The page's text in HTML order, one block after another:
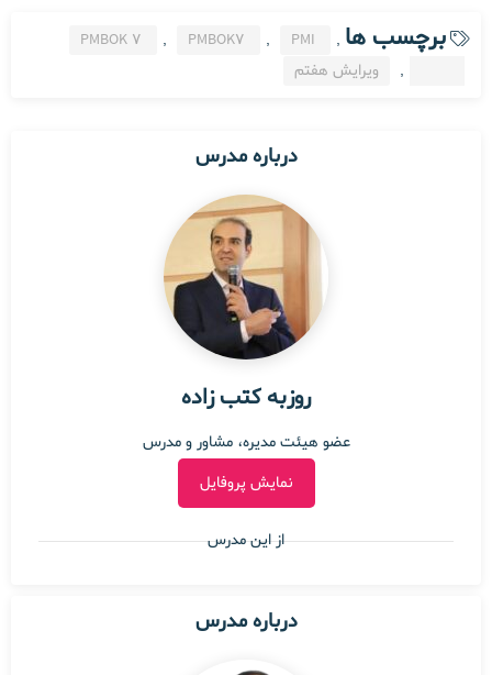
برچسب ها PMBOK 7 , PMBOK7 , PMI
,
, ویرایش هفتم
درباره مدرس
روزبه کتب زاده
عضو هیئت مدیره، مشاور و مدرس
نمایش پروفایل
از این مدرس
درباره مدرس